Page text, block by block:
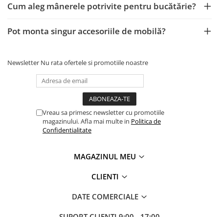
Cum aleg mânerele potrivite pentru bucătărie?
Pot monta singur accesoriile de mobilă?
Newsletter Nu rata ofertele si promotiile noastre
Vreau sa primesc newsletter cu promotiile
magazinului. Afla mai multe in Politica de
Confidentialitate
MAGAZINUL MEU
CLIENTI
DATE COMERCIALE